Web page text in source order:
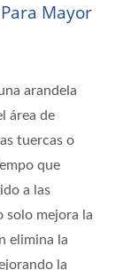
Mayor
arandela
área de
tuercas o
que
a las
solo mejora la
elimina la
la